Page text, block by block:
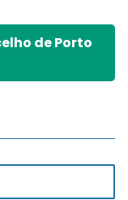
de Porto